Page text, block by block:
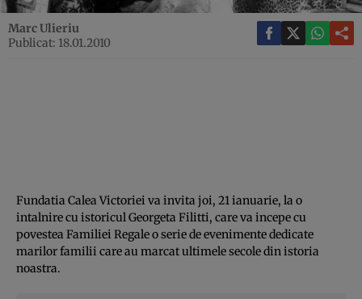
Marc Ulieriu
Publicat: 18.01.2010
Fundatia Calea Victoriei va invita joi, 21 ianuarie, la o
intalnire cu istoricul Georgeta Filitti, care va incepe cu
povestea Familiei Regale o serie de evenimente dedicate
marilor familii care au marcat ultimele secole din istoria
noastra.